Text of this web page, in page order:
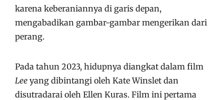
karena keberaniannya di garis depan,
mengabadikan gambar-gambar mengerikan dari
perang.
Pada tahun 2023, hidupnya diangkat dalam film
Lee yang dibintangi oleh Kate Winslet dan
disutradarai oleh Ellen Kuras. Film ini pertama